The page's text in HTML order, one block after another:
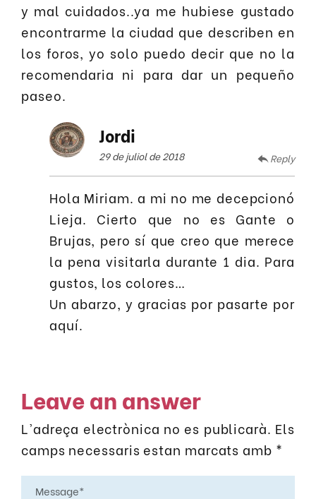
y mal cuidados..ya me hubiese gustado
encontrarme la ciudad que describen en
los foros, yo solo puedo decir que no la
recomendaria ni para dar un pequeño
paseo.
Jordi
29 de juliol de 2018 Reply
Hola Miriam. a mi no me decepcionó
Lieja. Cierto que no es Gante o
Brujas, pero sí que creo que merece
la pena visitarla durante 1 dia. Para
gustos, los colores…
Un abarzo, y gracias por pasarte por
aquí.
Leave an answer
L'adreça electrònica no es publicarà. Els
camps necessaris estan marcats amb *